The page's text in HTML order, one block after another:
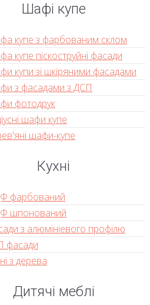
Шафі купе
купе з фарбованим склом
купе піскоструйні фасади
купи зі шкіряними фасадами
з фасадами з ДСП
фотодрук
шафи купе
шафи-купе
Кухні
фарбований
шпонований
з алюмініевого профілю
фасади
з дерева
Дитячі меблі